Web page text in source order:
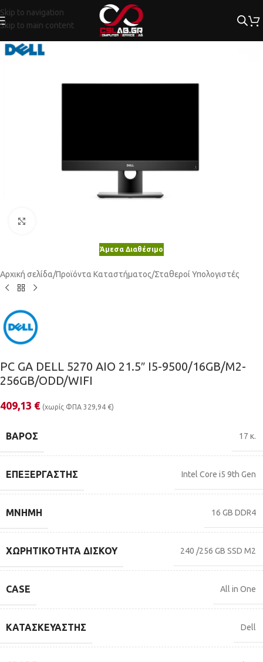
Skip to navigation
Skip to main content
Άμεσα Διαθέσιμο
Αρχική σελίδα/Προϊόντα Καταστήματος/Σταθεροί Υπολογιστές
PC GA DELL 5270 AIO 21.5″ I5-9500/16GB/M2-
256GB/ODD/WIFI
409,13 € (χωρίς ΦΠΑ 329,94 €)
ΒΆΡΟΣ 17 κ.
ΕΠΕΞΕΡΓΑΣΤΉΣ Intel Core i5 9th Gen
ΜΝΉΜΗ 16 GB DDR4
ΧΩΡΗΤΙΚΌΤΗΤΑ ΔΊΣΚΟΥ 240 /256 GB SSD M2
CASE All in One
ΚΑΤΑΣΚΕΥΑΣΤΉΣ Dell